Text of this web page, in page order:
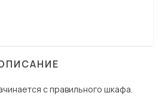
с правильного шкафа.